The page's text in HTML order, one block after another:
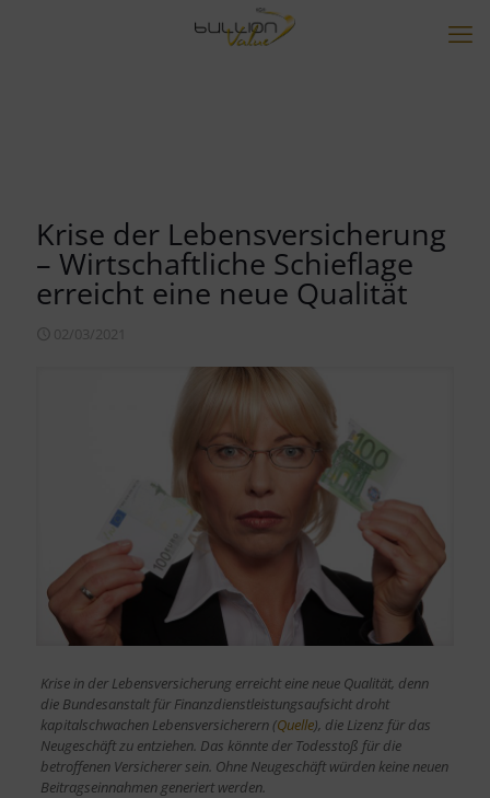
Krise der Lebensversicherung
– Wirtschaftliche Schieflage
erreicht eine neue Qualität
02/03/2021
Krise in der Lebensversicherung erreicht eine neue Qualität, denn
die Bundesanstalt für Finanzdienstleistungsaufsicht droht
kapitalschwachen Lebensversicherern (Quelle), die Lizenz für das
Neugeschäft zu entziehen. Das könnte der Todesstoß für die
betroffenen Versicherer sein. Ohne Neugeschäft würden keine neuen
Beitragseinnahmen generiert werden.